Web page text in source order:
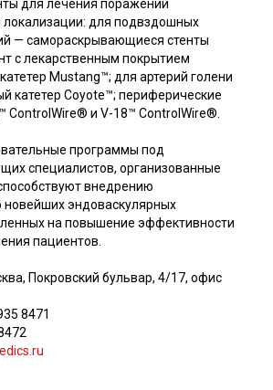
для лечения поражений
локализации: для подвздошных
— самораскрывающиеся стенты
с лекарственным покрытием
Mustang™; для артерий голени
катетер Coyote™; периферические
ControlWire® и V-18™ ControlWire®.
программы под
специалистов, организованные
внедрению
новейших эндоваскулярных
на повышение эффективности
пациентов.
Покровский бульвар, 4/17, офис
8471